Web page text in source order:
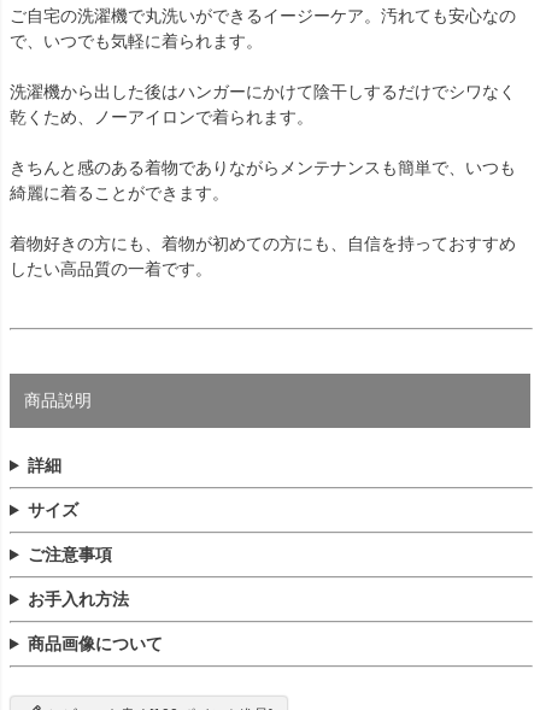
ご自宅の洗濯機で丸洗いができるイージーケア。汚れても安心なの
で、いつでも気軽に着られます。
洗濯機から出した後はハンガーにかけて陰干しするだけでシワなく
乾くため、ノーアイロンで着られます。
きちんと感のある着物でありながらメンテナンスも簡単で、いつも
綺麗に着ることができます。
着物好きの方にも、着物が初めての方にも、自信を持っておすすめ
したい高品質の一着です。
商品説明
詳細
サイズ
ご注意事項
お手入れ方法
商品画像について